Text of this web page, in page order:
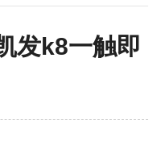
发k8一触即